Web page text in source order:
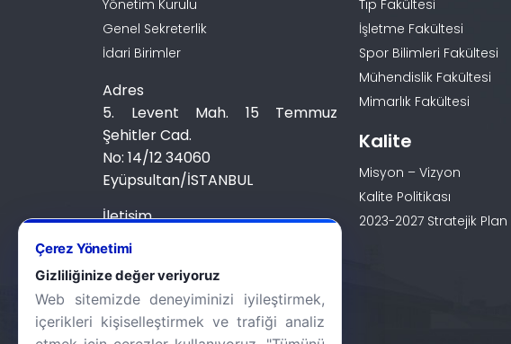
Yönetim Kurulu
Genel Sekreterlik
İdari Birimler
Adres
5. Levent Mah. 15 Temmuz
Şehitler Cad.
No: 14/12 34060
Eyüpsultan/İSTANBUL
İletişim
0 (212) 924 24 44
Tıp Fakültesi
İşletme Fakültesi
Spor Bilimleri Fakültesi
Mühendislik Fakültesi
Mimarlık Fakültesi
Kalite
Misyon – Vizyon
Kalite Politikası
2023-2027 Stratejik Plan
Çerez Yönetimi
Gizliliğinize değer veriyoruz
Web sitemizde deneyiminizi iyileştirmek,
içerikleri kişiselleştirmek ve trafiği analiz